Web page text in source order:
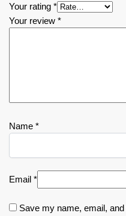
Your rating *
Your review *
Name *
Email *
Save my name, email,